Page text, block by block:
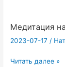
Медитация
2023-07-17 /
Медитация
Читать далее »